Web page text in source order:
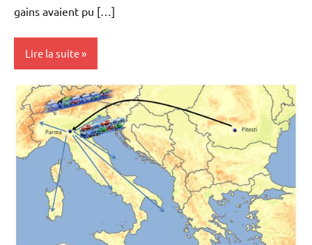
gains avaient pu […]
Lire la suite
Actualités
Economie